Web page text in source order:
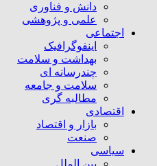
دانش و فناوری
علمی و پژوهشی
اجتماعی
اینفوگرافیک
بهداشت و سلامت
چندرسانه ای
سلامت و جامعه
مطالبه گری
اقتصادی
بازار و اقتصاد
صنعت
سیاسی
بین الملل